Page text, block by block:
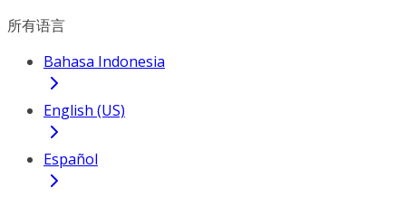
所有语言
Bahasa Indonesia
English (US)
Español